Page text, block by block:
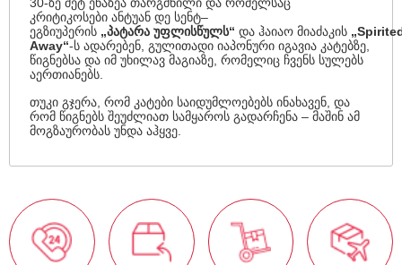
კრიტიკოსები ანტუან დე სენტ–
ეგზიუპერის „პატარა უფლისწულს“და ჰაიაო მიაძაკის
Away“-ს ადარებენ, გულითადი იაპონური იგავია კატებზე,
წიგნებსა და იმ უხილავ მაგიაზე, რომელიც ჩვენს სულებს
აერთიანებს.
თუკი გჯერა, რომ კატები საიდუმლოებებს ინახავენ, და
რომ წიგნებს შეუძლიათ სამყაროს გადარჩენა – მაშინ ამ
მოგზაურობას უნდა აჰყვე.